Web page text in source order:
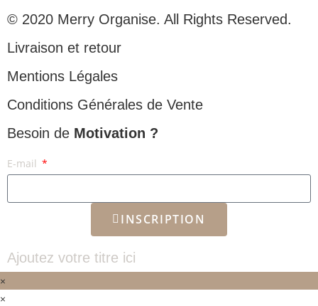
© 2020 Merry Organise. All Rights Reserved.
Livraison et retour
Mentions Légales
Conditions Générales de Vente
Besoin de Motivation ?
E-mail
INSCRIPTION
Ajoutez votre titre ici
×
×